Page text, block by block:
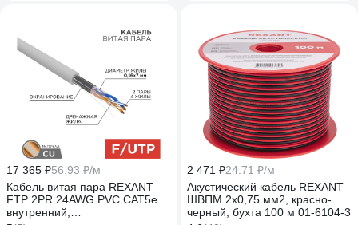
17 365 ₽56.93 ₽/м
Кабель витая пара REXANT
FTP 2PR 24AWG PVC CAT5e
внутренний,
2 471 ₽24.71 ₽/м
Акустический кабель REXANT
ШВПМ 2х0,75 мм2, красно-
черный, бухта 100 м 01-6104-3